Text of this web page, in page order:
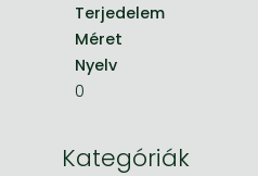
Terjedelem
Méret
Nyelv
0
Kategóriák